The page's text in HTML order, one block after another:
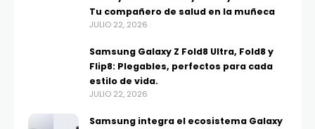
Tu compañero de salud en la muñeca
JULIO 22, 2026
Samsung Galaxy Z Fold8 Ultra, Fold8 y
Flip8: Plegables, perfectos para cada
estilo de vida.
JULIO 22, 2026
Samsung integra el ecosistema Galaxy